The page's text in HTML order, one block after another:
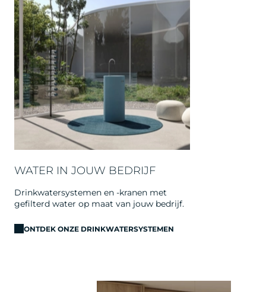
WATER IN JOUW BEDRIJF
Drinkwatersystemen en -kranen met
gefilterd water op maat van jouw bedrijf.
ONTDEK ONZE DRINKWATERSYSTEMEN